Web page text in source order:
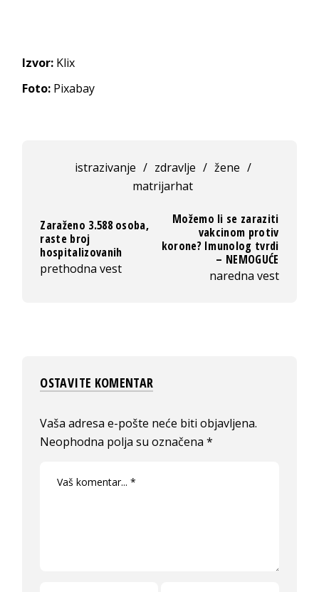
Izvor: Klix
Foto: Pixabay
istrazivanje / zdravlje / žene /
matrijarhat
Zaraženo 3.588 osoba,
raste broj
hospitalizovanih
prethodna vest
Možemo li se zaraziti
vakcinom protiv
korone? Imunolog tvrdi
– NEMOGUĆE
naredna vest
OSTAVITE KOMENTAR
Vaša adresa e-pošte neće biti objavljena.
Neophodna polja su označena*